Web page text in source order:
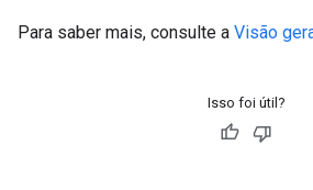
Para saber mais, consulte a Visão
Isso foi útil?